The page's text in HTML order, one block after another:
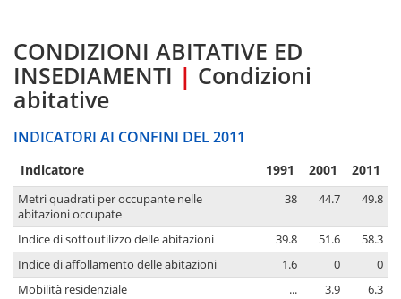
CONDIZIONI ABITATIVE ED
INSEDIAMENTI | Condizioni
abitative
INDICATORI AI CONFINI DEL 2011
Indicatore 1991 2001 2011
Metri quadrati per occupante nelle
abitazioni occupate
38 44.7 49.8
Indice di sottoutilizzo delle abitazioni 39.8 51.6
58.3
Indice di affollamento delle abitazioni
1.6 0
0
Mobilità residenziale
... 3.9 6.3